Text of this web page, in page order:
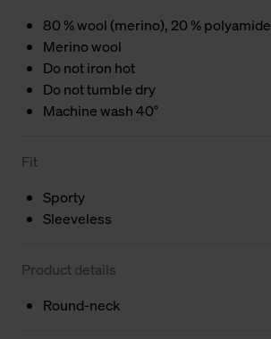
80 % wool (merino), 20 % polyamide
Merino wool
Do not iron hot
Do not tumble dry
Machine wash 40°
Fit
Sporty
Sleeveless
Product details
Round-neck